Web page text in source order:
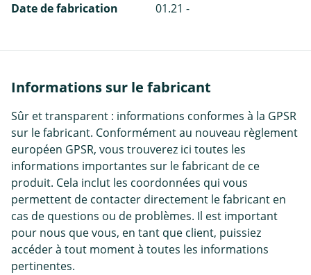
Date de fabrication
01.21 -
Informations sur le fabricant
Sûr et transparent : informations conformes à la GPSR
sur le fabricant. Conformément au nouveau règlement
européen GPSR, vous trouverez ici toutes les
informations importantes sur le fabricant de ce
produit. Cela inclut les coordonnées qui vous
permettent de contacter directement le fabricant en
cas de questions ou de problèmes. Il est important
pour nous que vous, en tant que client, puissiez
accéder à tout moment à toutes les informations
pertinentes.